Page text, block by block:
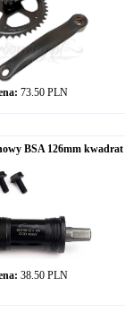
73.50 PLN
BSA 126mm kwadrat
38.50 PLN